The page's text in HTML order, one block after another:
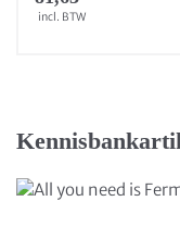
incl. BTW